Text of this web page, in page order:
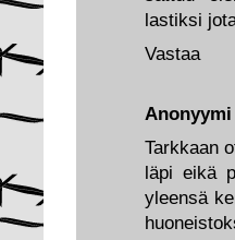
Anonyymi
Tarkkaan
läpi eikä
yleensä
lastiksi
Vastaa